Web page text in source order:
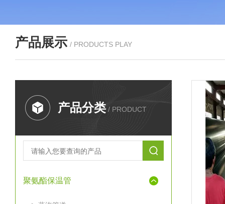
产品展示 / PRODUCTS PLAY
产品分类 / PRODUCT
聚氨酯保温管